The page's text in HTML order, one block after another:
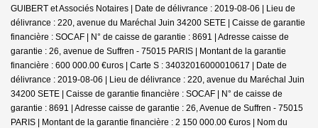
GUIBERT et Associés Notaires | Date de délivrance : 2019-08-06 | Lieu de
délivrance : 220, avenue du Maréchal Juin 34200 SETE | Caisse de garantie
financière : SOCAF | N° de caisse de garantie : 8691 | Adresse caisse de
garantie : 26, avenue de Suffren - 75015 PARIS | Montant de la garantie
financière : 600 000.00 €uros | Carte S : 34032016000010617 | Date de
délivrance : 2019-08-06 | Lieu de délivrance : 220, avenue du Maréchal Juin
34200 SETE | Caisse de garantie financière : SOCAF | N° de caisse de
garantie : 8691 | Adresse caisse de garantie : 26, Avenue de Suffren - 75015
PARIS | Montant de la garantie financière : 2 150 000.00 €uros | Nom du